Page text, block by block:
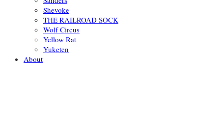
Shevoke
THE RAILROAD SOCK
Wolf Circus
Yellow Rat
Yuketen
About